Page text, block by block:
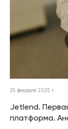
25 февраля 2025 г.
Jetlend.
платформа.